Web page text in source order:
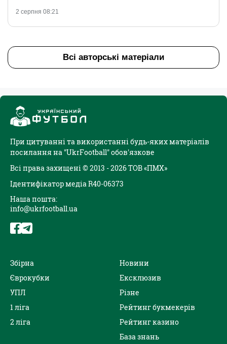
2 серпня 08:21
Всі авторські матеріали
При цитуванні та використанні будь-яких матеріалів
посилання на "UkrFootball" обов'язкове
Всі права захищені © 2013 - 2026 ТОВ «ПМХ»
Ідентифікатор медіа R40-06373
Наша пошта:
info@ukrfootball.ua
Збірна
Єврокубки
УПЛ
1 ліга
2 ліга
Новини
Ексклюзив
Різне
Рейтинг букмекерів
Рейтинг казино
База знань